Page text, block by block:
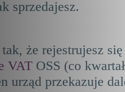
sprzedajesz.
że rejestrujesz
VATOSS (co
urząd przekazuje